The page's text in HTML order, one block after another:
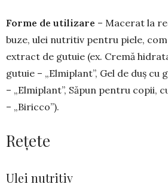
Forme de utilizare – Ma­cerat la
buze, ulei nutritiv pentru piele,
extract de gutuie (ex. Cremă
gutuie – „Elmiplant”, Gel de duș cu
– „Elmiplant”, Săpun pentru copii,
– „Biricco”).
Rețete
Ulei nutritiv